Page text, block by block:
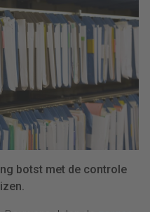
botst met de controle